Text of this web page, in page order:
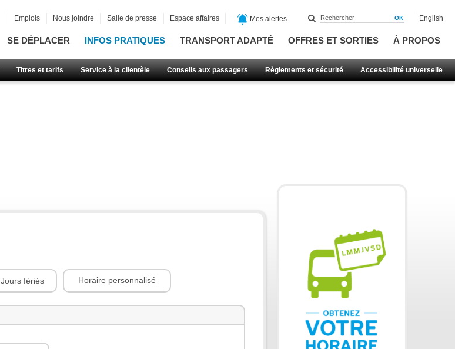
SE DÉPLACER INFOS PRATIQUES TRANSPORT ADAPTÉ OFFRES ET SORTIES À PROPOS
Titres et tarifs Service à la clientèle Conseils aux passagers Règlements et sécurité Accessibilité universelle
Emplois Nous joindre Salle de presse Espace affaires Mes alertes English
Jours fériés Horaire personnalisé